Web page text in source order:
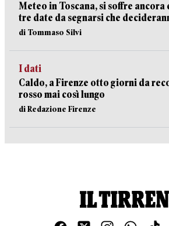
Meteo in Toscana, si soffre ancora
tre date da segnarsi che
di Tommaso Silvi
I dati
Caldo, a Firenze otto giorni da
rosso mai così lungo
di Redazione Firenze